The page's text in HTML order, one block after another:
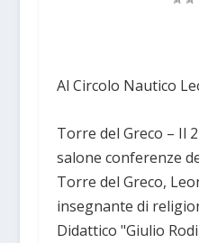
Al Circolo Nautico
Torre del Greco – Il
salone conferenze
Torre del Greco,
insegnante di
Didattico "Giulio